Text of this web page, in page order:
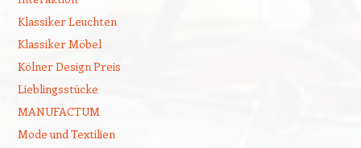
Klassiker Leuchten
Klassiker Möbel
Kölner Design Preis
Lieblingsstücke
MANUFACTUM
Mode und Textilien